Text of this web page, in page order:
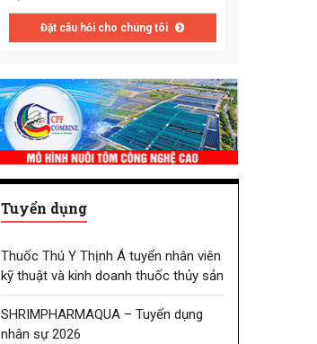
Đặt câu hỏi cho chúng tôi
Tuyển dụng
Thuốc Thú Y Thịnh Á tuyển nhân viên
kỹ thuật và kinh doanh thuốc thủy sản
SHRIMPHARMAQUA – Tuyển dụng
nhân sự 2026